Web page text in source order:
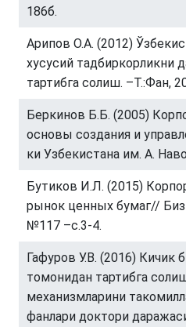
186б.
Арипов О.А. (2012)
хусусий тадбиркорликни
тартибга солиш. –Т.:Фан,
Беркинов Б.Б. (2005)
основы создания и
ки Узбекистана им. А.
Бутиков И.Л. (2015)
рынок ценных бумаг//
№117 –с.3-4.
Гафуров У.В. (2016) Кичик
томонидан тартибга
механизмларини
фанлари доктори